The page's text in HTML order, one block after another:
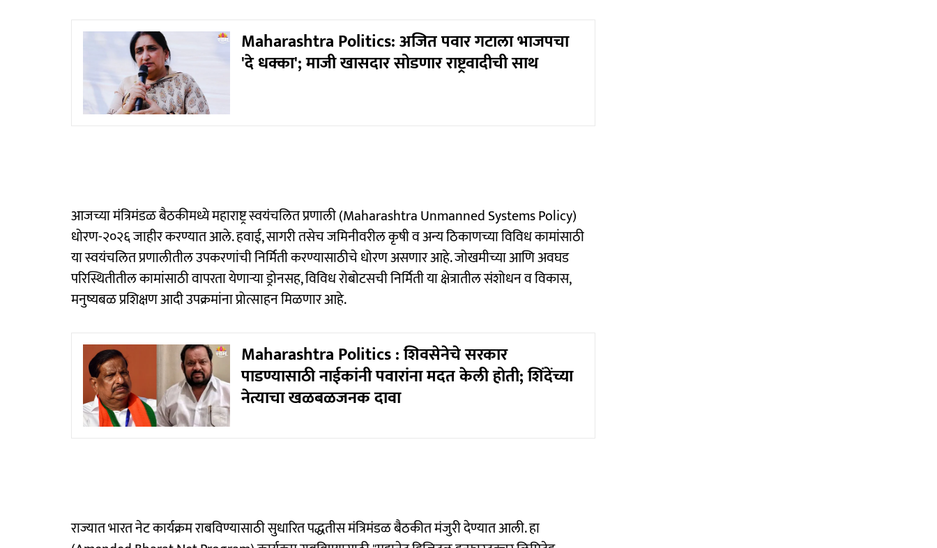
Maharashtra Politics: अजित पवार गटाला भाजपचा
'दे धक्का'; माजी खासदार सोडणार राष्ट्रवादीची साथ
आजच्या मंत्रिमंडळ बैठकीमध्ये महाराष्ट्र स्वयंचलित प्रणाली (Maharashtra Unmanned Systems Policy)
धोरण-२०२६ जाहीर करण्यात आले. हवाई, सागरी तसेच जमिनीवरील कृषी व अन्य ठिकाणच्या विविध कामांसाठी
या स्वयंचलित प्रणालीतील उपकरणांची निर्मिती करण्यासाठीचे धोरण असणार आहे. जोखमीच्या आणि अवघड
परिस्थितीतील कामांसाठी वापरता येणाऱ्या ड्रोनसह, विविध रोबोटसची निर्मिती या क्षेत्रातील संशोधन व विकास,
मनुष्यबळ प्रशिक्षण आदी उपक्रमांना प्रोत्साहन मिळणार आहे.
Maharashtra Politics : शिवसेनेचे सरकार
पाडण्यासाठी नाईकांनी पवारांना मदत केली होती; शिंदेंच्या
नेत्याचा खळबळजनक दावा
राज्यात भारत नेट कार्यक्रम राबविण्यासाठी सुधारित पद्धतीस मंत्रिमंडळ बैठकीत मंजुरी देण्यात आली. हा